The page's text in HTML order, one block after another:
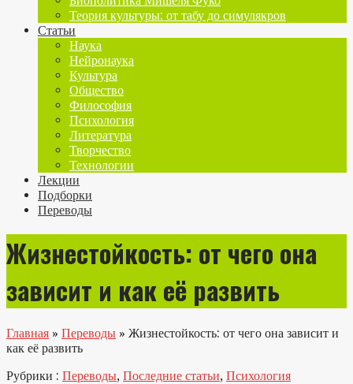
Теория культуры: от табу до симулякров
Статьи
Наука
Нейронаука
Культура
Общество
Философия
Психология
Литература
Творчество
Технологии
Лекции
Подборки
Переводы
Жизнестойкость: от чего она
зависит и как её развить
Главная » Переводы » Жизнестойкость: от чего она зависит и
как её развить
Рубрики : Переводы, Последние статьи, Психология